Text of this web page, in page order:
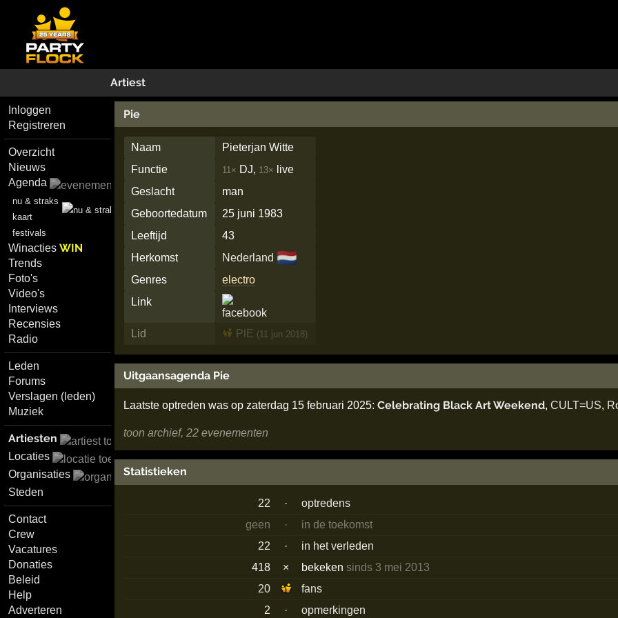
Artiest
Inloggen
Registreren
Overzicht
Nieuws
Agenda
nu & straks
kaart
festivals
WinactiesWIN
Trends
Foto's
Video's
Interviews
Recensies
Radio
Leden
Forums
Verslagen (leden)
Muziek
Artiesten
Locaties
Organisaties
Steden
Contact
Crew
Vacatures
Donaties
Beleid
Help
Adverteren
Pie
Naam
Pieterjan Witte
Functie
11× DJ, 13×
live
Geslacht
man
Geboortedatum
25 juni 1983
Leeftijd
43
Herkomst
Nederland 🇳🇱
Genres
electro
Link
Lid PlE (11 jun 2018)
Uitgaansagenda Pie
Laatste optreden was op zaterdag 15 februari 2025: Celebrating Black Art Weekend, CULT=US,
toon archief, 22 evenementen
Statistieken
22 ·
optredens
geen
·
in de toekomst
22
·
in het verleden
418
× bekekensinds 3 mei 2013
20
fans
2
· opmerkingen